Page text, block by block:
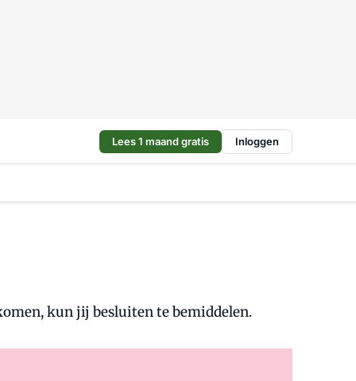
Lees 1 maand gratis Inloggen
kun jij besluiten te bemiddelen.